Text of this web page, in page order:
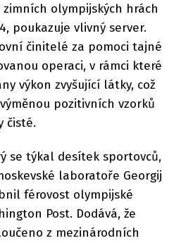
olympijských hrách
poukazuje vlivný server.
činitelé za pomoci tajné
operaci, v rámci které
výkon zvyšující látky, což
pozitivních vzorků
čisté.
se týkal desítek sportovců,
laboratoře Georgij
férovost olympijské
Post. Dodává, že
z mezinárodních